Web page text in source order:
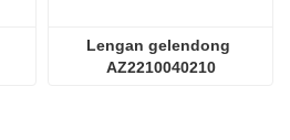
Lengan gelendong
AZ2210040210